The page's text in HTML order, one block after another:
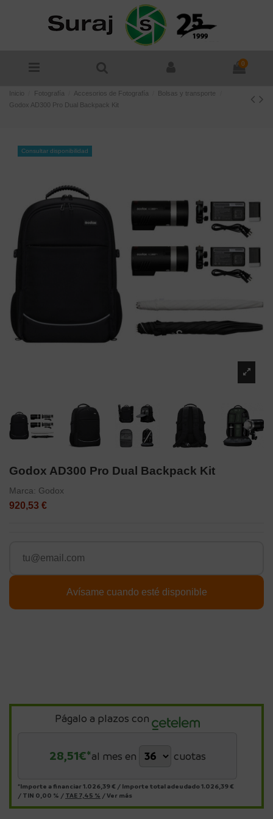
0
Inicio Fotografía Accesorios de Fotografía
Bolsas y transporte
Godox AD300 Pro Dual Backpack Kit
Consultar disponibilidad
Godox AD300 Pro Dual Backpack Kit
Marca: Godox
920,53 €
Págalo a plazos con
28,51€*al mes en cuotas
*Importe a financiar 1.026,39 € / Importe total adeudado1.026,39 €
/ TIN 0,00 % / TAE 7,45 % /Ver más